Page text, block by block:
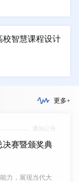
校智慧课程设计
更多+
通知公告
决赛暨颁奖典
力，展现当代大